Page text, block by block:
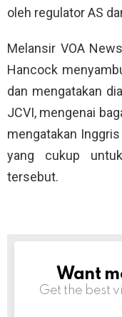
oleh regulator AS
Melansir VOA
Hancock
dan mengatakan
JCVI, mengenai
mengatakan
yang cukup
tersebut.
Want
Get the best